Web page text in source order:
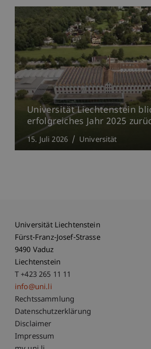
Universität Liechtenstein
erfolgreiches Jahr 2025
15. Juli 2026 Universität
Universität Liechtenstein
Fürst-Franz-Josef-Strasse
9490 Vaduz
Liechtenstein
T +423 265 11 11
info@uni.li
Fußzeile Rechtliche
Rechtssammlung
Datenschutzerklärung
Disclaimer
Impressum